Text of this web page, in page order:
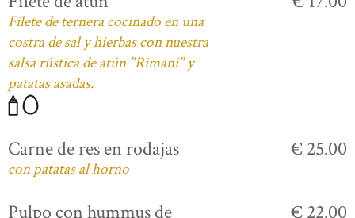
Filete de ternera cocinado en una
costra de sal y hierbas con nuestra
salsa rústica de atún "Rimani" y
patatas asadas.
Carne de res en rodajas
con patatas al horno
€ 25.00
Pulpo con hummus de € 22.00